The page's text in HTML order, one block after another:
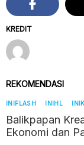
KREDIT
REKOMENDASI
INIFLASH INIHL
Balikpapan
Ekonomi dan